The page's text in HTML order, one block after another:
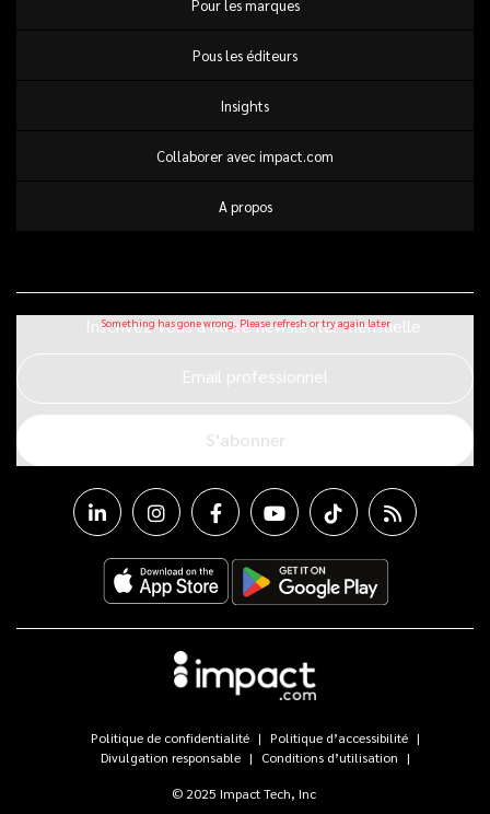
Pour les marques
Pous les éditeurs
Insights
Collaborer avec impact.com
A propos
Inscrivez-vous à notre newsletter mensuelle
Email professionnel
S'abonner
© 2025 Impact Tech, Inc
Politique de confidentialité
Politique d’accessibilité
Divulgation responsable
Conditions d’utilisation